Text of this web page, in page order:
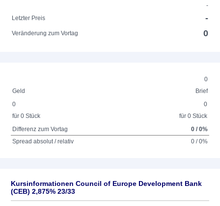
-
Letzter Preis
-
Veränderung zum Vortag 0
0
Geld
Brief
0
für 0 Stück
0
für 0 Stück
Differenz zum Vortag
0 / 0%
Spread absolut / relativ
0 / 0%
Kursinformationen Council of Europe Development Bank
(CEB) 2,875% 23/33